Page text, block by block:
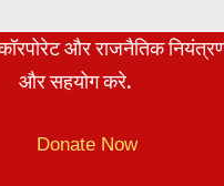
और राजनैतिक
और सहयोग करे.
Donate Now